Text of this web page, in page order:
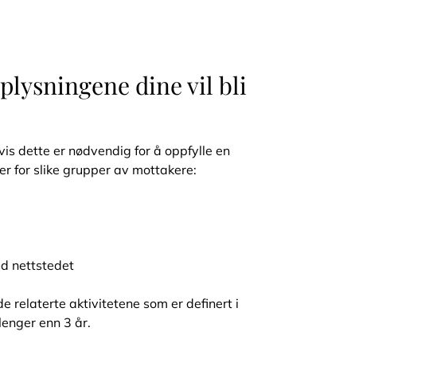
dine vil bli
dette er nødvendig for å oppfylle en
for slike grupper av mottakere:
nettstedet
relaterte aktivitetene som er definert i
enn 3 år.